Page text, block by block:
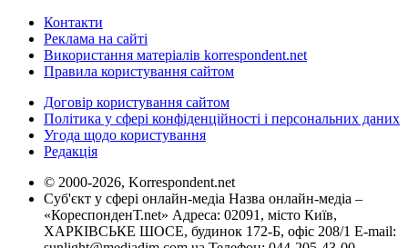
Контакти
Реклама на сайті
Використання матеріалів korrespondent.net
Правила користування сайтом
Договір користування сайтом
Політика у сфері конфіденційності і персональних даних
Угода щодо користування
Редакція
© 2000-2026, Korrespondent.net
Суб'єкт у сфері онлайн-медіа Назва онлайн-медіа –
«КореспонденТ.net» Адреса: 02091, місто Київ,
ХАРКІВСЬКЕ ШОСЕ, будинок 172-Б, офіс 208/1 E-mail: